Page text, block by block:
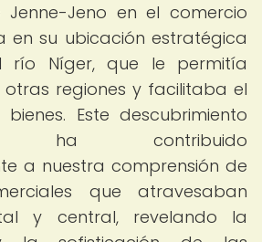
Jeno en el comercio
en su ubicación estratégica
Níger, que le permitía
regiones y facilitaba el
Este descubrimiento
ha contribuido
a nuestra comprensión de
que atravesaban
y central, revelando la